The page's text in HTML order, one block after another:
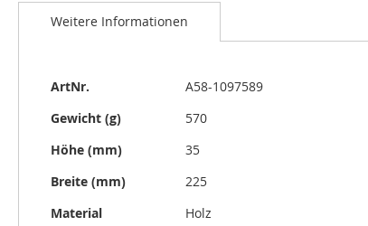
springenWeitere Informationen
Weitere
ArtNr.
A58-1097589
Gewicht (g)
570
Höhe (mm)
35
Breite (mm)
225
Material
Holz